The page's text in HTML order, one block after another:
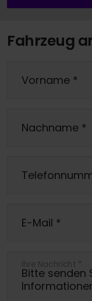
Fahrzeug
Vorname *
Nachname *
E-Mail *
Ihre Nachricht *